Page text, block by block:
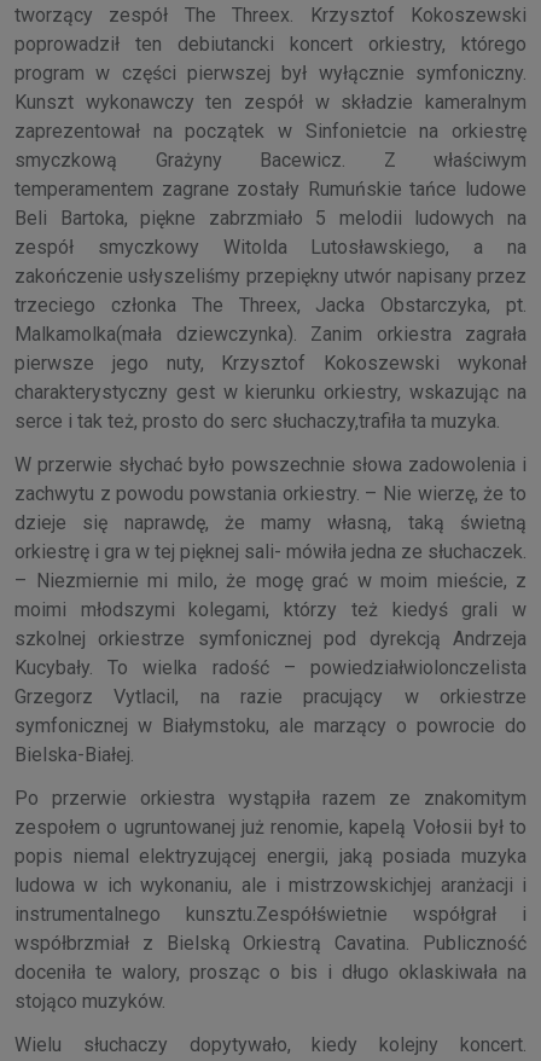
tworzący zespół The Threex. Krzysztof Kokoszewski
poprowadził ten debiutancki koncert orkiestry, którego
program w części pierwszej był wyłącznie symfoniczny.
Kunszt wykonawczy ten zespół w składzie kameralnym
zaprezentował na początek w Sinfonietcie na orkiestrę
smyczkową Grażyny Bacewicz. Z właściwym
temperamentem zagrane zostały Rumuńskie tańce ludowe
Beli Bartoka, piękne zabrzmiało 5 melodii ludowych na
zespół smyczkowy Witolda Lutosławskiego, a na
zakończenie usłyszeliśmy przepiękny utwór napisany przez
trzeciego członka The Threex, Jacka Obstarczyka, pt.
Malkamolka(mała dziewczynka). Zanim orkiestra zagrała
pierwsze jego nuty, Krzysztof Kokoszewski wykonał
charakterystyczny gest w kierunku orkiestry, wskazując na
serce i tak też, prosto do serc słuchaczy,trafiła ta muzyka.
W przerwie słychać było powszechnie słowa zadowolenia i
zachwytu z powodu powstania orkiestry. – Nie wierzę, że to
dzieje się naprawdę, że mamy własną, taką świetną
orkiestrę i gra w tej pięknej sali- mówiła jedna ze słuchaczek.
– Niezmiernie mi milo, że mogę grać w moim mieście, z
moimi młodszymi kolegami, którzy też kiedyś grali w
szkolnej orkiestrze symfonicznej pod dyrekcją Andrzeja
Kucybały. To wielka radość – powiedziałwiolonczelista
Grzegorz Vytlacil, na razie pracujący w orkiestrze
symfonicznej w Białymstoku, ale marzący o powrocie do
Bielska-Białej.
Po przerwie orkiestra wystąpiła razem ze znakomitym
zespołem o ugruntowanej już renomie, kapelą Vołosii był to
popis niemal elektryzującej energii, jaką posiada muzyka
ludowa w ich wykonaniu, ale i mistrzowskichjej aranżacji i
instrumentalnego kunsztu.Zespółświetnie współgrał i
współbrzmiał z Bielską Orkiestrą Cavatina. Publiczność
doceniła te walory, prosząc o bis i długo oklaskiwała na
stojąco muzyków.
Wielu słuchaczy dopytywało, kiedy kolejny koncert.